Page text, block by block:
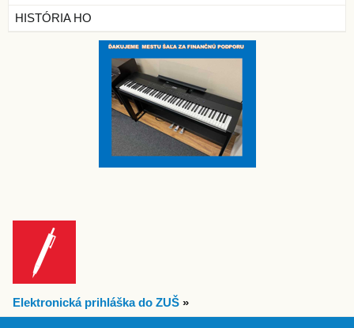
HISTÓRIA HO
Elektronická prihláška do ZUŠ »